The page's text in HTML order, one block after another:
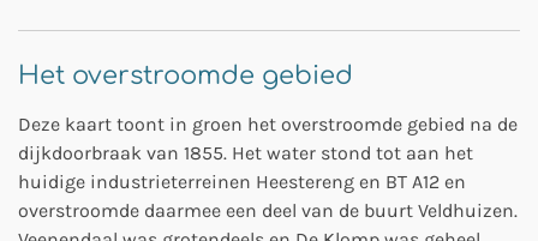
Het overstroomde gebied
Deze kaart toont in groen het overstroomde gebied na de
dijkdoorbraak van 1855. Het water stond tot aan het
huidige industrieterreinen Heestereng en BT A12 en
overstroomde daarmee een deel van de buurt Veldhuizen.